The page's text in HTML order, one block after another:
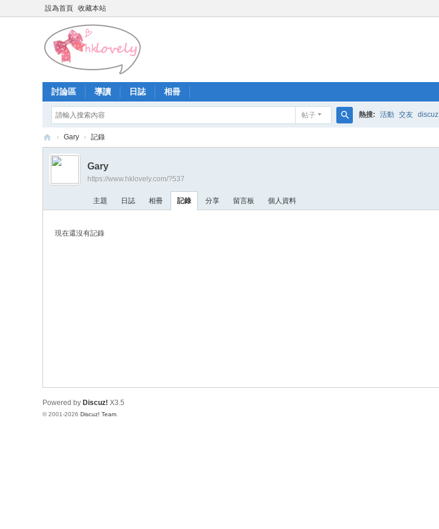
設為首頁 收藏本站
討論區 導讀 日誌 相冊
帖子
索
熱搜: 活動 交友 discuz
香
少
› Gary › 記錄
Gary
https://www.hklovely.com/?537
主題 日誌 相冊 記錄 分享 留言板 個人資料
現在還沒有記錄
Powered by Discuz! X3.5
© 2001-2026 Discuz! Team